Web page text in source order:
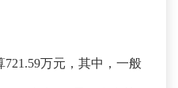
721.59万元，其中，一般